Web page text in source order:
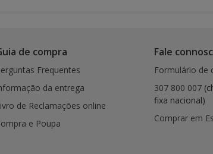
de compra
Frequentes
da entrega
de Reclamações online
e Poupa
Fale
Formulário de
307 800 007
fixa nacional)
Comprar em